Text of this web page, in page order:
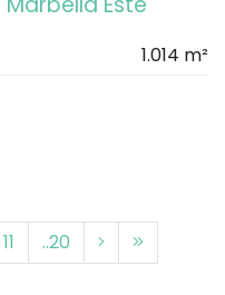
1.014 m²
11 ..20